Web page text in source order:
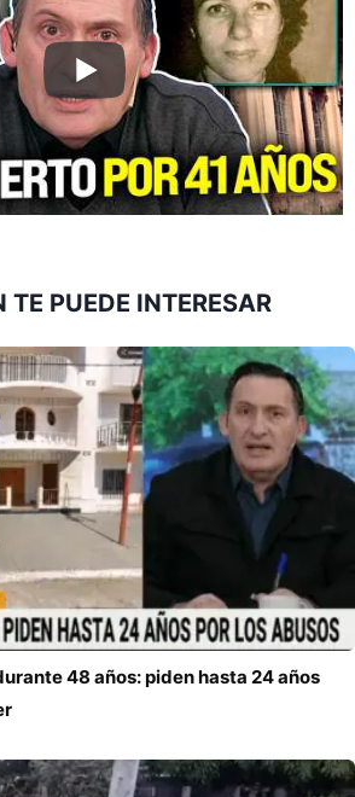
TE PUEDE INTERESAR
48 años: piden hasta 24 años